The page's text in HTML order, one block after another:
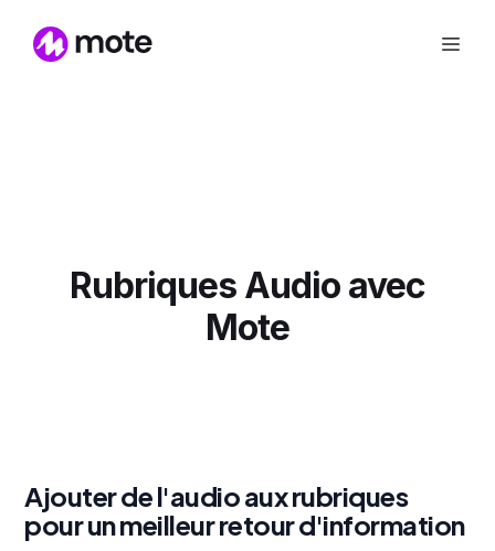
Rubriques Audio avec
Mote
Ajouter de l'audio aux rubriques
pour un meilleur retour d'information